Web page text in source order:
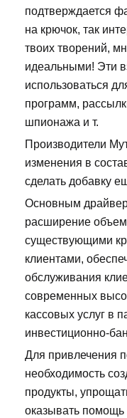
подтверждается
на крючок, так
твоих творений,
идеальными! Эти
использоваться
программ,
шпионажа и т.
Производители
изменения в
сделать добавку
Основным
расширение
существующими
клиентами,
обслуживания
современных
кассовых услуг в
инвестиционно-
Для привлечения
необходимость
продукты,
оказывать